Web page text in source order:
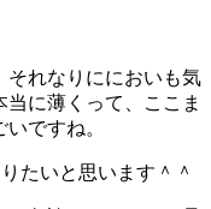
それなりににおいも気
に薄くって、ここま
ですね。
たいと思います＾＾